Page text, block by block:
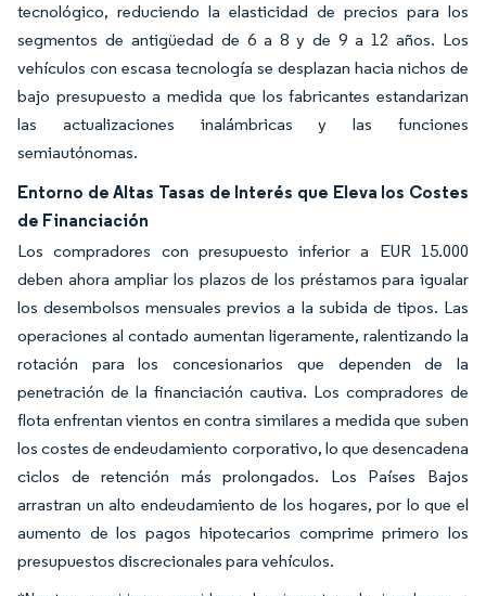
tecnológico, reduciendo la elasticidad de precios para los
segmentos de antigüedad de 6 a 8 y de 9 a 12 años. Los
vehículos con escasa tecnología se desplazan hacia nichos de
bajo presupuesto a medida que los fabricantes estandarizan
las actualizaciones inalámbricas y las funciones
semiautónomas.
Entorno de Altas Tasas de Interés que Eleva los Costes
de Financiación
Los compradores con presupuesto inferior a EUR 15.000
deben ahora ampliar los plazos de los préstamos para igualar
los desembolsos mensuales previos a la subida de tipos. Las
operaciones al contado aumentan ligeramente, ralentizando la
rotación para los concesionarios que dependen de la
penetración de la financiación cautiva. Los compradores de
flota enfrentan vientos en contra similares a medida que suben
los costes de endeudamiento corporativo, lo que desencadena
ciclos de retención más prolongados. Los Países Bajos
arrastran un alto endeudamiento de los hogares, por lo que el
aumento de los pagos hipotecarios comprime primero los
presupuestos discrecionales para vehículos.